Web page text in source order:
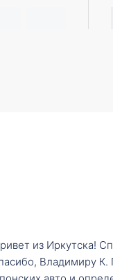
из Иркутска!
Владимиру